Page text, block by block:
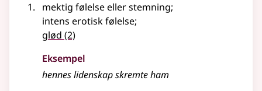
mektig følelseellerstemning;
intens erotisk følelse;
glød (2)
Eksempel
henneslidenskapskremte ham